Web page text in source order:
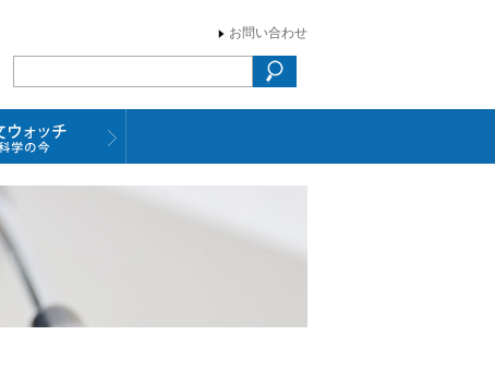
お問い合わせ